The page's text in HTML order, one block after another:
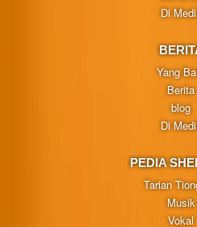
Di
Yang
Berita
blog
Di
PEDIA
Tarian
Musik
Vokal